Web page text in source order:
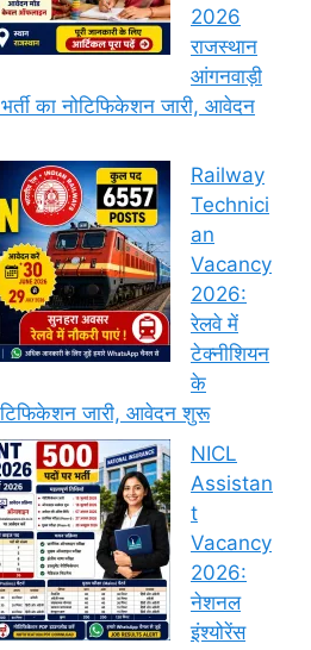
2026
राजस्थान
आंगनवाड़ी
का नोटिफिकेशन जारी, आवेदन
Railway
Technici
an
Vacancy
2026:
रेलवे में
टेक्नीशियन
के
जारी, आवेदन शुरू
NICL
Assistan
t
Vacancy
2026:
नेशनल
इंश्योरेंस